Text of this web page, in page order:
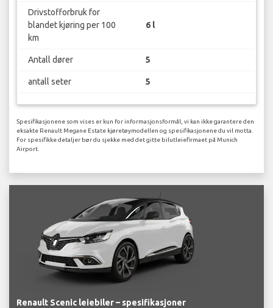
Drivstofforbruk for
blandet kjøring per 100
km
6 l
Antall dører 5
antall seter 5
Spesifikasjonene som vises er kun for informasjonsformål, vi kan ikke garantere den
eksakte Renault Megane Estate kjøretøymodellen og spesifikasjonene du vil motta.
For spesifikke detaljer bør du sjekke med det gitte bilutleiefirmaet på Munich
Airport.
Renault Scenic leiebiler – spesifikasjoner